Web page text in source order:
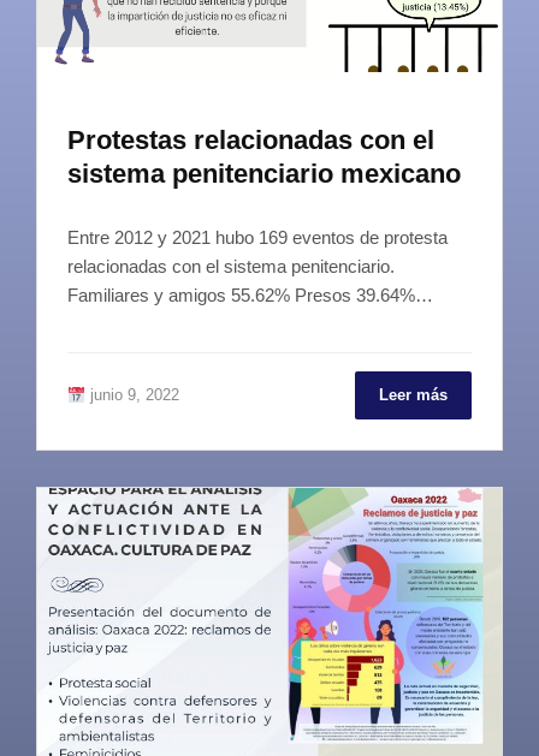
Protestas relacionadas con el
sistema penitenciario mexicano
Entre 2012 y 2021 hubo 169 eventos de protesta
relacionadas con el sistema penitenciario.
Familiares y amigos 55.62% Presos 39.64%…
junio 9, 2022 Leer más